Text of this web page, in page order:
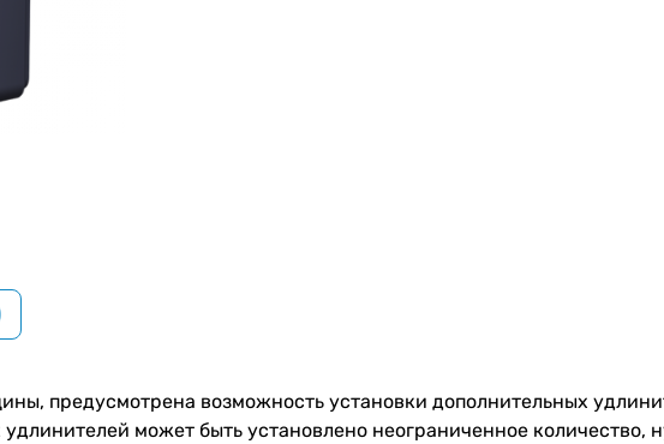
предусмотрена возможность установки дополнительных
может быть установлено неограниченное